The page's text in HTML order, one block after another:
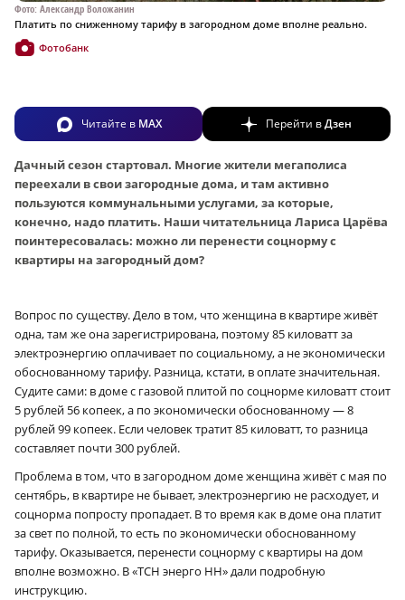
Фото: Александр Воложанин
Платить по сниженному тарифу в загородном доме вполне реально.
Фотобанк
Читайте в MAX Перейти вДзен
Дачный сезон стартовал. Многие жители мегаполиса
переехали в свои загородные дома, и там активно
пользуются коммунальными услугами, за которые,
конечно, надо платить. Наши читательница Лариса Царёва
поинтересовалась: можно ли перенести соцнорму с
квартиры на загородный дом?
Вопрос по существу. Дело в том, что женщина в квартире живёт
одна, там же она зарегистрирована, поэтому 85 киловатт за
электроэнергию оплачивает по социальному, а не экономически
обоснованному тарифу. Разница, кстати, в оплате значительная.
Судите сами: в доме с газовой плитой по соцнорме киловатт стоит
5 рублей 56 копеек, а по экономически обоснованному — 8
рублей 99 копеек. Если человек тратит 85 киловатт, то разница
составляет почти 300 рублей.
Проблема в том, что в загородном доме женщина живёт с мая по
сентябрь, в квартире не бывает, электроэнергию не расходует, и
соцнорма попросту пропадает. В то время как в доме она платит
за свет по полной, то есть по экономически обоснованному
тарифу. Оказывается, перенести соцнорму с квартиры на дом
вполне возможно. В «ТСН энерго НН» дали подробную
инструкцию.